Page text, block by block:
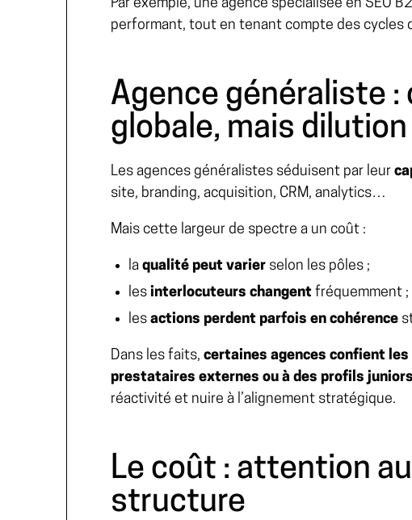
Par exemple, une agence spécialisée en SEO
performant, tout en tenant compte des cycles
Agence généraliste :
globale, mais
Les agences généralistes séduisent par leur
site, branding, acquisition, CRM, analytics…
Mais cette largeur de spectre a un coût :
la qualité peut varierselon les pôles ;
les interlocuteurs changent fréquemment ;
les actions perdent parfois en cohérence
Dans les faits, certaines agences confient
prestataires externes ou à des profils juniors
réactivité et nuire à l’alignement stratégique.
Le coût : attention
structure